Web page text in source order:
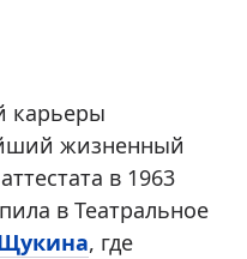
карьеры
жизненный
в 1963
в Театральное
, где